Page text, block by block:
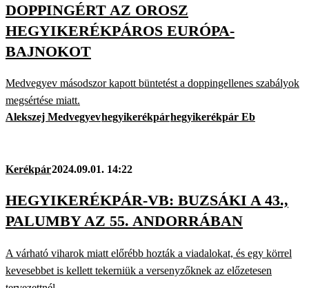
DOPPINGÉRT AZ OROSZ
HEGYIKERÉKPÁROS EURÓPA-
BAJNOKOT
Medvegyev másodszor kapott büntetést a doppingellenes szabályok
megsértése miatt.
Alekszej Medvegyevhegyikerékpárhegyikerékpár Eb
Kerékpár2024.09.01. 14:22
HEGYIKERÉKPÁR-VB: BUZSÁKI A 43.,
PALUMBY AZ 55. ANDORRÁBAN
A várható viharok miatt előrébb hozták a viadalokat, és egy körrel
kevesebbet is kellett tekerniük a versenyzőknek az előzetesen